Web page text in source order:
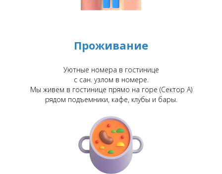
Проживание
Уютные номера в гостинице
с сан. узлом в номере.
Мы живём в гостинице прямо на горе (Сектор А)
рядом подъемники, кафе, клубы и бары.